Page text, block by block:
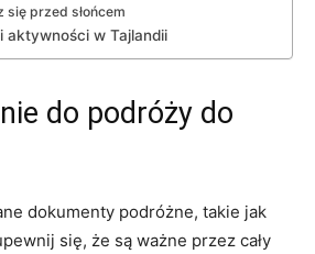
się​ przed słońcem
‌aktywności w Tajlandii
do podróży do⁤
dokumenty podróżne, ⁣takie jak
się, że są ważne przez cały